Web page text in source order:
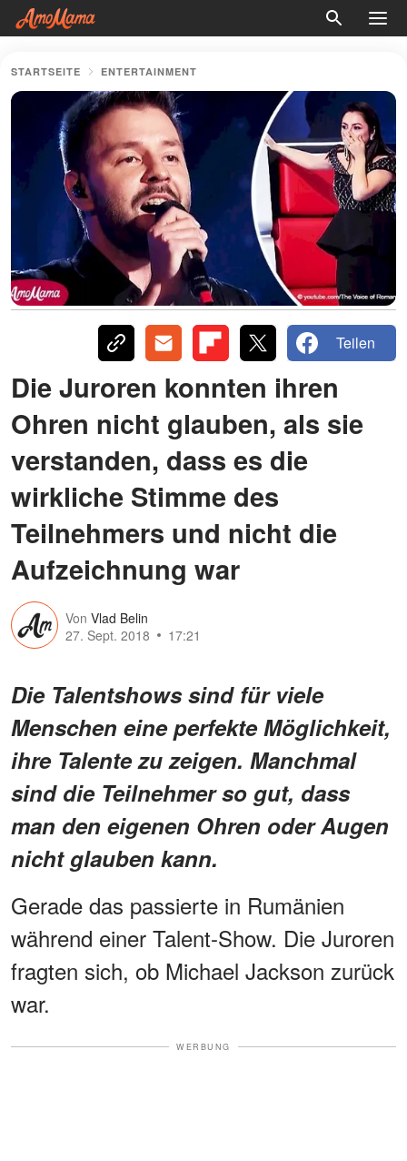
STARTSEITE ENTERTAINMENT
Teilen
Die Juroren konnten ihren
Ohren nicht glauben, als sie
verstanden, dass es die
wirkliche Stimme des
Teilnehmers und nicht die
Aufzeichnung war
Von Vlad Belin
27. Sept. 2018
17:21
Die Talentshows sind für viele
Menschen eine perfekte Möglichkeit,
ihre Talente zu zeigen. Manchmal
sind die Teilnehmer so gut, dass
man den eigenen Ohren oder Augen
nicht glauben kann.
Gerade das passierte in Rumänien
während einer Talent-Show. Die Juroren
fragten sich, ob Michael Jackson zurück
war.
WERBUNG